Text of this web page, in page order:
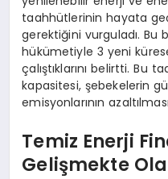
taahhütlerinin hayata
gerektiğini vurguladı. Bu
hükümetiyle 3 yeni
çalıştıklarını belirtti. Bu
kapasitesi, şebekelerin
emisyonlarının
Temiz Enerji
Gelişmekte